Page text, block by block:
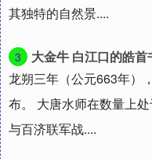
其独特的自然景....
3
大金牛 白江口的皓
龙朔三年（公元663年）
布。 大唐水师在数量上
与百济联军战....